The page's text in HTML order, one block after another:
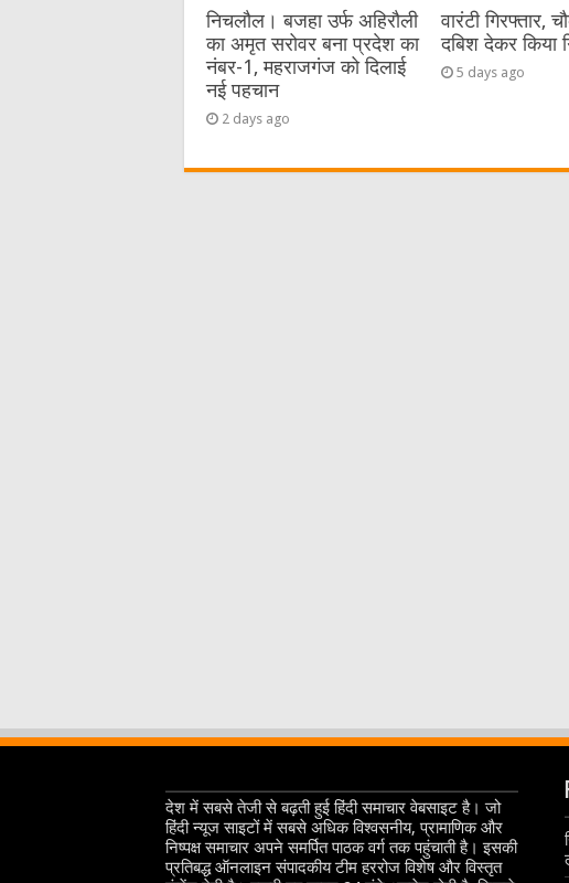
निचलौल। बजहा उर्फ अहिरौली
का अमृत सरोवर बना प्रदेश का
नंबर-1, महराजगंज को दिलाई
नई पहचान
2 days ago
वारंटी गिरफ्तार,
दबिश देकर किया
5 days ago
देश में सबसे तेजी से बढ़ती हुई हिंदी समाचार वेबसाइट है। जो
हिंदी न्यूज साइटों में सबसे अधिक विश्वसनीय, प्रामाणिक और
निष्पक्ष समाचार अपने समर्पित पाठक वर्ग तक पहुंचाती है। इसकी
प्रतिबद्ध ऑनलाइन संपादकीय टीम हररोज विशेष और विस्तृत